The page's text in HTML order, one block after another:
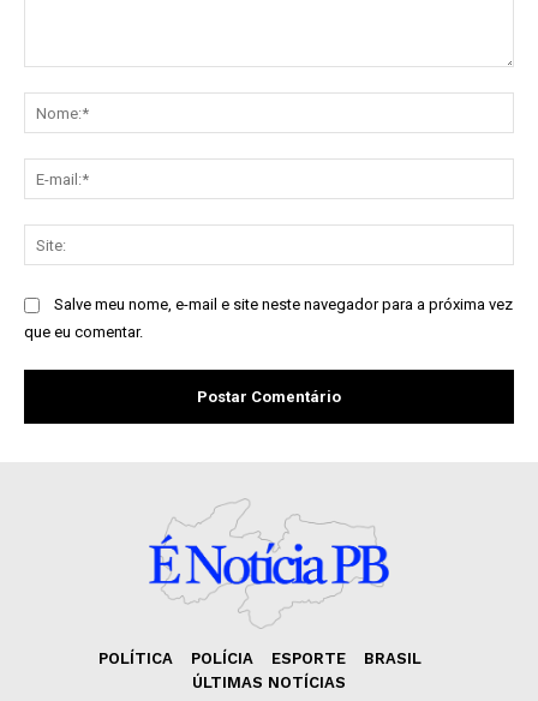
Salve meu nome, e-mail e site neste navegador para a próxima vez
que eu comentar.
POLÍTICA POLÍCIA ESPORTE
BRASIL
ÚLTIMAS NOTÍCIAS